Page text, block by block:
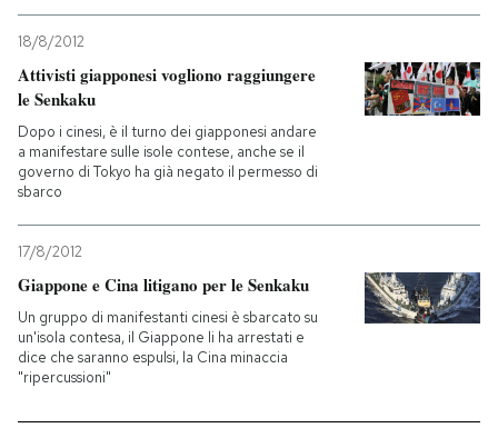
NEWSLETTER
I MIEI PREFERITI
SHOP
CALENDARIO
AREA PERSONALE
Entra
18/8/2012
Attivisti giapponesi vogliono raggiungere
le Senkaku
Dopo i cinesi, è il turno dei giapponesi andare
a manifestare sulle isole contese, anche se il
governo di Tokyo ha già negato il permesso di
sbarco
17/8/2012
Giappone e Cina litigano per le Senkaku
Un gruppo di manifestanti cinesi è sbarcato su
un'isola contesa, il Giappone li ha arrestati e
dice che saranno espulsi, la Cina minaccia
"ripercussioni"